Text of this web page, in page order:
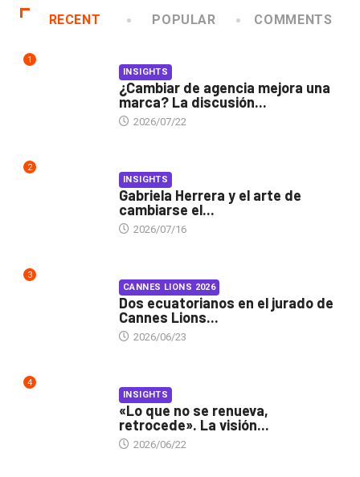
RECENT POPULAR COMMENTS
1
INSIGHTS
¿Cambiar de agencia mejora una
marca? La discusión...
2026/07/22
2
INSIGHTS
Gabriela Herrera y el arte de
cambiarse el...
2026/07/16
3
CANNES LIONS 2026
Dos ecuatorianos en el jurado de
Cannes Lions...
2026/06/23
4
INSIGHTS
«Lo que no se renueva,
retrocede». La visión...
2026/06/22